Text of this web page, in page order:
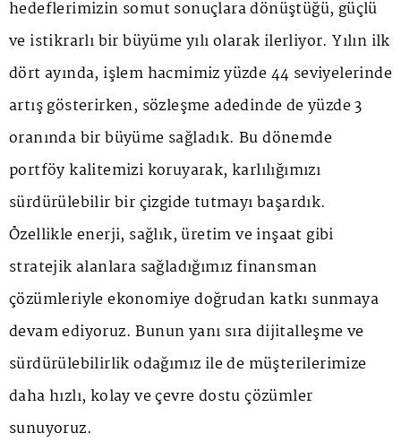
hedeflerimizin somut sonuçlara dönüştüğü, güçlü
ve istikrarlı bir büyüme yılı olarak ilerliyor. Yılın ilk
dört ayında, işlem hacmimiz yüzde 44 seviyelerinde
artış gösterirken, sözleşme adedinde de yüzde 3
oranında bir büyüme sağladık. Bu dönemde
portföy kalitemizi koruyarak, karlılığımızı
sürdürülebilir bir çizgide tutmayı başardık.
Özellikle enerji, sağlık, üretim ve inşaat gibi
stratejik alanlara sağladığımız finansman
çözümleriyle ekonomiye doğrudan katkı sunmaya
devam ediyoruz. Bunun yanı sıra dijitalleşme ve
sürdürülebilirlik odağımız ile de müşterilerimize
daha hızlı, kolay ve çevre dostu çözümler
sunuyoruz.